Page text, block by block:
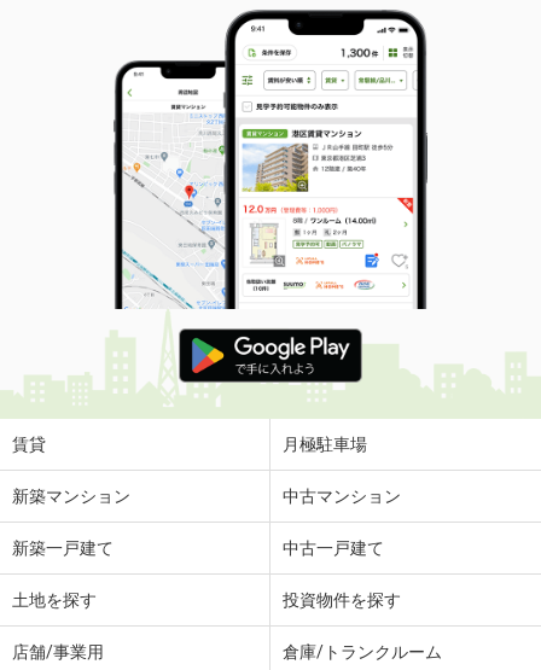
賃貸 月極駐車場
新築マンション 中古マンション
新築一戸建て 中古一戸建て
土地を探す 投資物件を探す
店舗/事業用 倉庫/トランクルーム